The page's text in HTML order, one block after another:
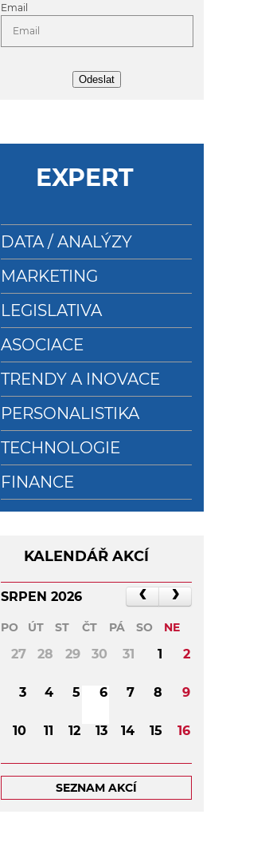
Email
Odeslat
EXPERT
DATA / ANALÝZY
MARKETING
LEGISLATIVA
ASOCIACE
TRENDY A INOVACE
PERSONALISTIKA
TECHNOLOGIE
FINANCE
KALENDÁŘ AKCÍ
SRPEN 2026
PO ÚT ST ČT PÁ SO NE
27 28 29 30 31 1 2
3 4 5 6 7 8 9
10 11 12 13 14 15 16
17 18 19 20 21 22 23
SEZNAM AKCÍ